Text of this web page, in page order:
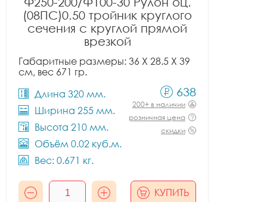
(08ПС)0.50 тройник круглого
сечения с круглой прямой
врезкой
Габаритные размеры: 36 X 28.5 X 39
см, вес 671 гр.
Длина 320 мм.
Ширина 255 мм.
Высота 210 мм.
Объём 0.02 куб.м.
Вес: 0.671 кг.
638
200+ в наличии
розничная цена
скидки
КУПИТЬ